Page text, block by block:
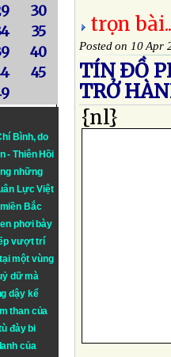
30
35
40
45
Bình, do
- Thiên Hồi
những
Lực Việt
Bắc
phơi bày
vượt trí
một vùng
dữ mà
dậy kể
than của
đày bi
của
trọn
Posted on 10 Apr
TÍN ÐỒ
TRỞ
{nl}